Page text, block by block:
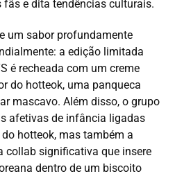
e dita tendências culturais.
um sabor profundamente
a edição limitada
é recheada com um creme
do hotteok, uma panqueca
mascavo. Além disso, o grupo
afetivas de infância ligadas
hotteok, mas também a
collab significativa que insere
dentro de um biscoito